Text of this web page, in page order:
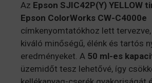
Az Epson SJIC42P(Y) YELLOW
Epson ColorWorks CW-C4000e
címkenyomtatókhoz lett
kiváló minőségű, élénk és tartós
eredményeket. A 50 ml-es
üzemidőt tesz lehetővé, így